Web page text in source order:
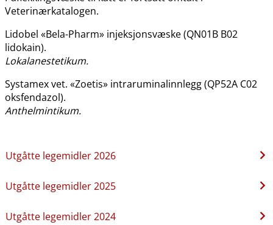
Veterinærkatalogen.
Lidobel «Bela-Pharm» injeksjonsvæske (QN01B B02
lidokain).
Lokalanestetikum.
Systamex vet. «Zoetis» intraruminalinnlegg (QP52A C02
oksfendazol).
Anthelmintikum.
Utgåtte legemidler 2026
Utgåtte legemidler 2025
Utgåtte legemidler 2024